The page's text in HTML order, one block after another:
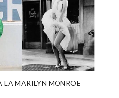
LA MARILYN MONROE